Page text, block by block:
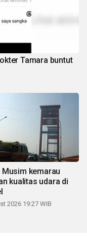
Tamara buntut
Musim kemarau
kualitas udara di
2026 19:27 WIB